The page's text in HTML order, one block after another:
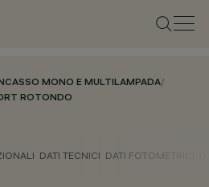
MONO E MULTILAMPADA/
ROTONDO
DATI TECNICI DATI FOTOMETRICI